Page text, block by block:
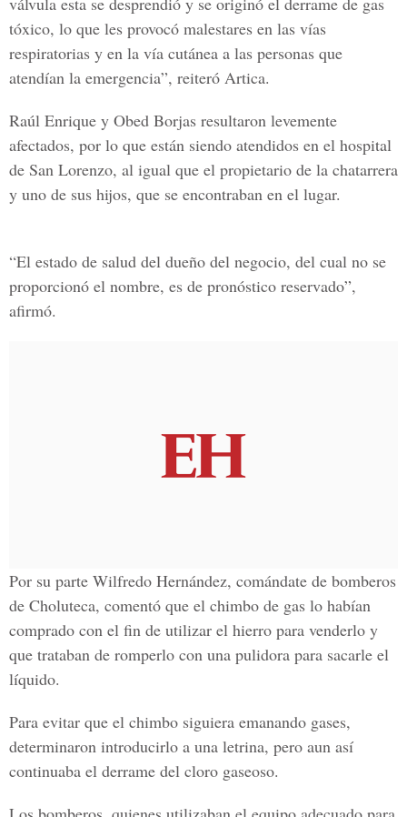
tóxico, lo que les provocó malestares en las vías
respiratorias y en la vía cutánea a las personas que
atendían la emergencia”, reiteró Artica.
Raúl Enrique y Obed Borjas resultaron levemente
afectados, por lo que están siendo atendidos en el hospital
de San Lorenzo, al igual que el propietario de la chatarrera
y uno de sus hijos, que se encontraban en el lugar.
“El estado de salud del dueño del negocio, del cual no se
proporcionó el nombre, es de pronóstico reservado”,
afirmó.
Por su parte Wilfredo Hernández, comándate de bomberos
de Choluteca, comentó que el chimbo de gas lo habían
comprado con el fin de utilizar el hierro para venderlo y
que trataban de romperlo con una pulidora para sacarle el
líquido.
Para evitar que el chimbo siguiera emanando gases,
determinaron introducirlo a una letrina, pero aun así
continuaba el derrame del cloro gaseoso.